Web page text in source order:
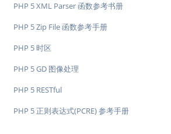
PHP 5 XML Parser 函数参考书册
PHP 5 Zip File 函数参考手册
PHP 5 时区
PHP 5 GD 图像处理
PHP 5 RESTful
PHP 5 正则表达式(PCRE) 参考手册